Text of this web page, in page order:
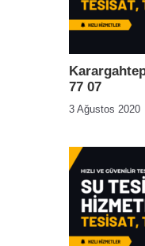
77 07
3 Ağustos 2020